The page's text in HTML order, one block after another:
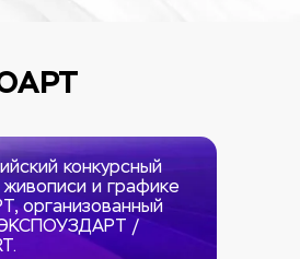
конкурсный
и графике
организованный
ЭКСПОУЗДАРТ /